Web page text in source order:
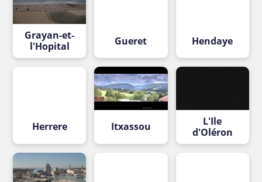
Grayan-et-
l'Hopital
Gueret Hendaye
Herrere Itxassou
L'Ile
d'Oléron